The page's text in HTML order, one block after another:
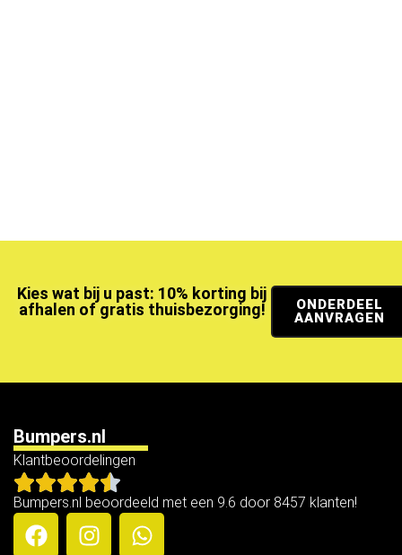
Kies wat bij u past: 10% korting bij
afhalen of gratis thuisbezorging!
ONDERDEEL
AANVRAGEN
Bumpers.nl
Klantbeoordelingen
Bumpers.nl beoordeeld met een 9.6 door 8457 klanten!